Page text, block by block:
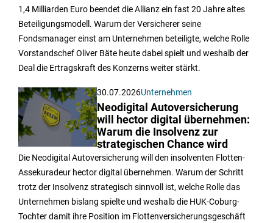
1,4 Milliarden Euro beendet die Allianz ein fast 20 Jahre altes
Beteiligungsmodell. Warum der Versicherer seine
Fondsmanager einst am Unternehmen beteiligte, welche Rolle
Vorstandschef Oliver Bäte heute dabei spielt und weshalb der
Deal die Ertragskraft des Konzerns weiter stärkt.
30.07.2026Unternehmen
Neodigital Autoversicherung
will hector digital übernehmen:
Warum die Insolvenz zur
strategischen Chance wird
Die Neodigital Autoversicherung will den insolventen Flotten-
Assekuradeur hector digital übernehmen. Warum der Schritt
trotz der Insolvenz strategisch sinnvoll ist, welche Rolle das
Unternehmen bislang spielte und weshalb die HUK-Coburg-
Tochter damit ihre Position im Flottenversicherungsgeschäft